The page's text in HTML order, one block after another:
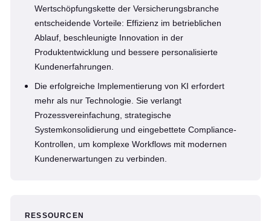
Wertschöpfungskette der Versicherungsbranche
entscheidende Vorteile: Effizienz im betrieblichen
Ablauf, beschleunigte Innovation in der
Produktentwicklung und bessere personalisierte
Kundenerfahrungen.
Die erfolgreiche Implementierung von KI erfordert
mehr als nur Technologie. Sie verlangt
Prozessvereinfachung, strategische
Systemkonsolidierung und eingebettete Compliance-
Kontrollen, um komplexe Workflows mit modernen
Kundenerwartungen zu verbinden.
RESSOURCEN